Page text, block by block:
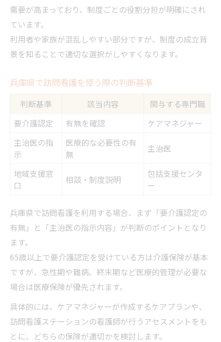
需要が高まっており、制度ごとの役割分担が明確にされ
ています。
利用者や家族が混乱しやすい部分ですが、制度の成立背
景を知ることで適切な選択がしやすくなります。
兵庫県で訪問看護を使う際の判断基準
判断基準 該当内容
関与する専門職
要介護認定
有無を確認
ケアマネジャー
主治医の指
示
医療的な必要性の有
無
主治医
地域支援窓
口
相談・制度説明
包括支援センタ
ー
兵庫県で訪問看護を利用する場合、まず「要介護認定の
有無」と「主治医の指示内容」が判断のポイントとなり
ます。
65歳以上で要介護認定を受けている方は介護保険が基本
ですが、急性期や難病、終末期など医療的管理が必要な
場合は医療保険が優先されます。
具体的には、ケアマネジャーが作成するケアプランや、
訪問看護ステーションの看護師が行うアセスメントをも
とに、どちらの保険が適切かを検討します。